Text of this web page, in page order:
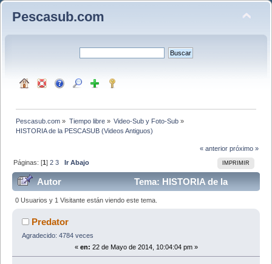
Pescasub.com
Pescasub.com » Tiempo libre» Video-Sub y Foto-Sub»
HISTORIA de la PESCASUB (Videos Antiguos)
« anterior próximo »
IMPRIMIR
Páginas: [1]2 3 Ir Abajo
Autor
Tema: HISTORIA de la
PESCASUB (Videos Antiguos) (Leído 93695 veces)
0 Usuarios y 1 Visitante están viendo este tema.
Predator
Agradecido: 4784 veces
« en: 22 de Mayo de 2014, 10:04:04 pm »